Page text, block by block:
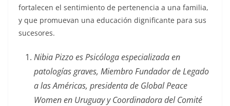
fortalecen el sentimiento de pertenencia a una familia,
y que promuevan una educación dignificante para sus
sucesores.
Nibia Pizzo es Psicóloga especializada en
patologías graves, Miembro Fundador de Legado
a las Américas, presidenta de Global Peace
Women en Uruguay y Coordinadora del Comité